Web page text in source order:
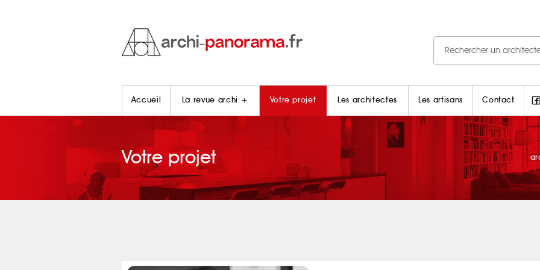
Accueil La revue archi + Votre projet Les architectes Les artisans Contact
Votre projet